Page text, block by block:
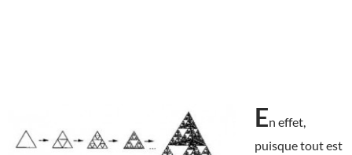
En effet,
puisque tout est